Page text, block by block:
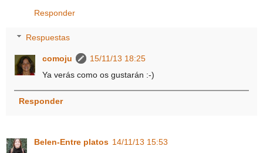
Responder
Respuestas
comoju
15/11/13 18:25
Ya verás como os gustarán :-)
Responder
Belen-Entre platos 14/11/13 15:53